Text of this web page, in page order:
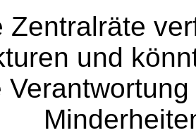
Zentralräte
und